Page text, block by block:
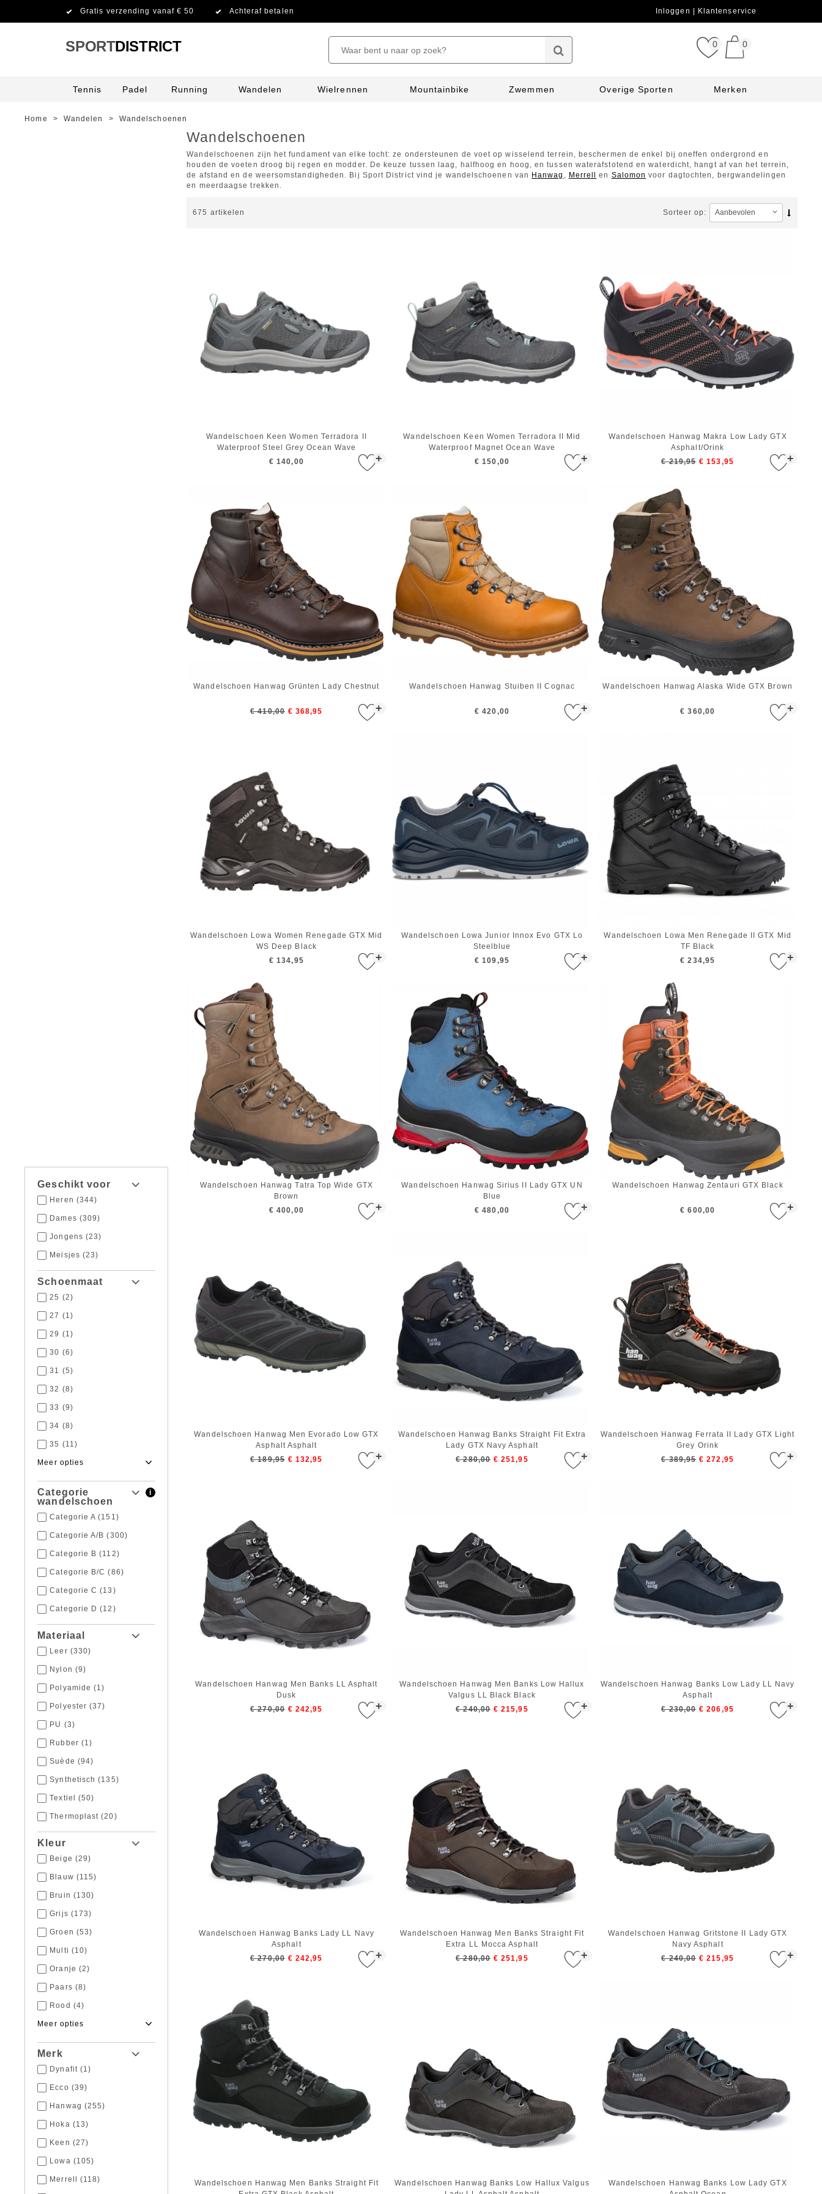
Gratis verzending vanaf € 50 Achteraf betalen Inloggen Klantenservice
SPORTDISTRICT 0 0
Tennis Padel Running Wandelen Wielrennen Mountainbike Zwemmen Overige Sporten Merken
Home > Wandelen > Wandelschoenen
Geschikt voor
Heren (344)
Dames (309)
Jongens (23)
Meisjes (23)
Schoenmaat
25 (2)
27 (1)
29 (1)
30 (6)
31 (5)
32 (8)
33 (9)
34 (8)
35 (11)
36 (143)
37(220)
38(244)
39(336)
40(415)
41(446)
42(456)
43(379)
44(280)
46 (262)
47 (233)
48 (132)
49 (107)
50(44)
51 (6)
i
Categorie
wandelschoen
Categorie A (151)
Categorie A/B (300)
Categorie B (112)
Categorie B/C (86)
Categorie C (13)
Categorie D (12)
Materiaal
Leer (330)
Nylon (9)
Polyamide (1)
Polyester (37)
PU (3)
Rubber (1)
Suède (94)
Synthetisch (135)
Textiel (50)
Thermoplast (20)
Kleur
Beige (29)
Blauw (115)
Bruin (130)
Grijs (173)
Groen (53)
Multi (10)
Oranje (2)
Paars (8)
Rood (4)
Roze(6)
Taupe(2)
Merk
Dynafit(1)
Ecco (39)
Hanwag (255)
Hoka (13)
Keen (27)
Lowa (105)
Merrell (118)
Wandelschoenen
Wandelschoenen zijn het fundament van elke tocht: ze ondersteunen de voet op wisselend terrein, beschermen de enkel bij oneffen ondergrond en
houden de voeten droog bij regen en modder. De keuze tussen laag, halfhoog en hoog, en tussen waterafstotend en waterdicht, hangt af van het terrein,
de afstand en de weersomstandigheden. Bij Sport District vind je wandelschoenen van Hanwag , Merrell en Salomon voor dagtochten, bergwandelingen
en meerdaagse trekken.
675 artikelen Sorteer op:
+
Wandelschoen Keen Women Terradora II
Waterproof Steel Grey Ocean Wave
€ 140,00
+
Wandelschoen Keen Women Terradora II Mid
Waterproof Magnet Ocean Wave
€ 150,00
+
Wandelschoen Hanwag Makra Low Lady GTX
Asphalt/Orink
€ 219,95 € 153,95
+
Wandelschoen Hanwag Grünten Lady Chestnut
€ 410,00 € 368,95 +
Wandelschoen Hanwag Stuiben II Cognac
€ 420,00 +
Wandelschoen Hanwag Alaska Wide GTX Brown
€ 360,00
+
Wandelschoen Lowa Women Renegade GTX Mid
WS Deep Black
€ 134,95
+
Wandelschoen Lowa Junior Innox Evo GTX Lo
Steelblue
€ 109,95
+
Wandelschoen Lowa Men Renegade II GTX Mid
TF Black
€ 234,95
+
Wandelschoen Hanwag Tatra Top Wide GTX
Brown
€ 400,00
+
Wandelschoen Hanwag Sirius II Lady GTX UN
Blue
€ 480,00
+
Wandelschoen Hanwag Zentauri GTX Black
€ 600,00
+
Wandelschoen Hanwag Men Evorado Low GTX
Asphalt Asphalt
€ 189,95 € 132,95 +
Wandelschoen Hanwag Banks Straight Fit Extra
Lady GTX Navy Asphalt
€ 280,00 € 251,95 +
Wandelschoen Hanwag Ferrata II Lady GTX Light
Grey Orink
€ 389,95 € 272,95
+
Wandelschoen Hanwag Men Banks LL Asphalt
Dusk
€ 270,00 € 242,95 +
Wandelschoen Hanwag Men Banks Low Hallux
Valgus LL Black Black
€ 240,00 € 215,95 +
Wandelschoen Hanwag Banks Low Lady LL Navy
Asphalt
€ 230,00 € 206,95
+
Wandelschoen Hanwag Banks Lady LL Navy
Asphalt
€ 270,00 € 242,95 +
Wandelschoen Hanwag Men Banks Straight Fit
Extra LL Mocca Asphalt
€ 280,00 € 251,95 +
Wandelschoen Hanwag Gritstone II Lady GTX
Navy Asphalt
€ 240,00 € 215,95
Wandelschoen Hanwag Men Banks Straight Fit
Wandelschoen Hanwag Banks Low Hallux Valgus
Wandelschoen Hanwag Banks Low Lady GTX